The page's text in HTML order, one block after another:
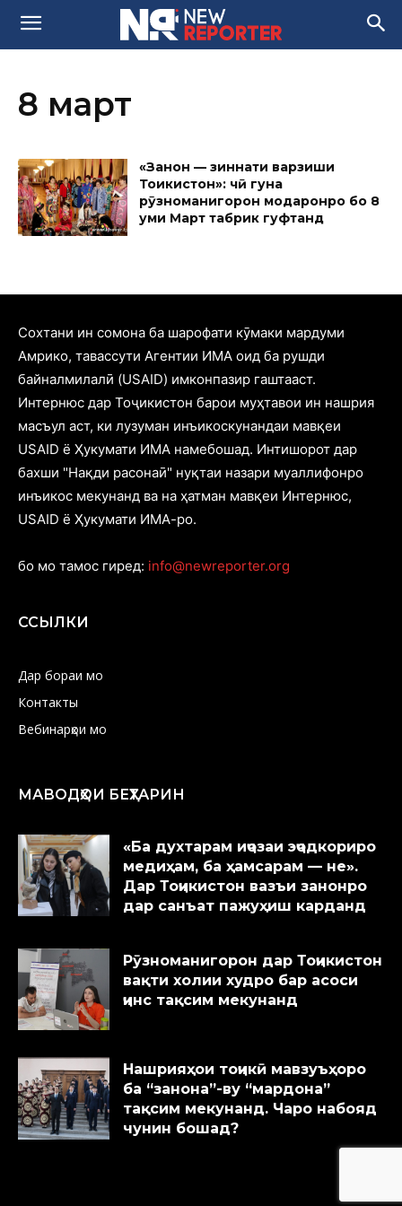
8 март
«Занон — зиннати варзиши
Тоҷикистон»: чӣ гуна
рӯзноманигорон модаронро бо 8
уми Март табрик гуфтанд
Cохтани ин сомона ба шарофати кӯмаки мардуми
Амрико, тавассути Агентии ИМА оид ба рушди
байналмилалӣ (USAID) имконпазир гаштааст.
Интернюс дар Тоҷикистон барои муҳтавои ин нашрия
масъул аст, ки лузуман инъикоскунандаи мавқеи
USAID ё Ҳукумати ИМА намебошад. Интишорот дар
бахши "Нақди расонаӣ" нуқтаи назари муаллифонро
инъикос мекунанд ва на ҳатман мавқеи Интернюс,
USAID ё Ҳукумати ИМА-ро.
бо мо тамос гиред: info@newreporter.org
ССЫЛКИ
Дар бораи мо
Контакты
Вебинарҳои мо
МАВОДҲОИ БЕҲТАРИН
«Ба духтарам иҷозаи эҷодкориро
медиҳам, ба ҳамсарам — не».
Дар Тоҷикистон вазъи занонро
дар санъат пажуҳиш карданд
Рӯзноманигорон дар Тоҷикистон
вақти холии худро бар асоси
ҷинс тақсим мекунанд
Нашрияҳои тоҷикӣ мавзуъҳоро
ба “занона”-ву “мардона”
тақсим мекунанд. Чаро набояд
чунин бошад?